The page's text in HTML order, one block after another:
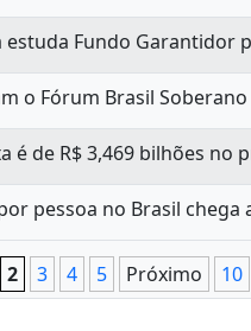
estuda Fundo Garantidor
o Fórum Brasil
é de R$ 3,469 bilhões
pessoa no Brasil chega
2 3 4 5 Próximo 10